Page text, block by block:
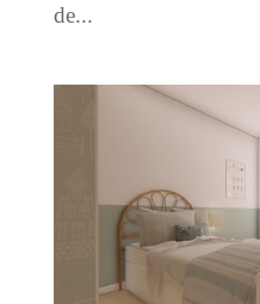
de...